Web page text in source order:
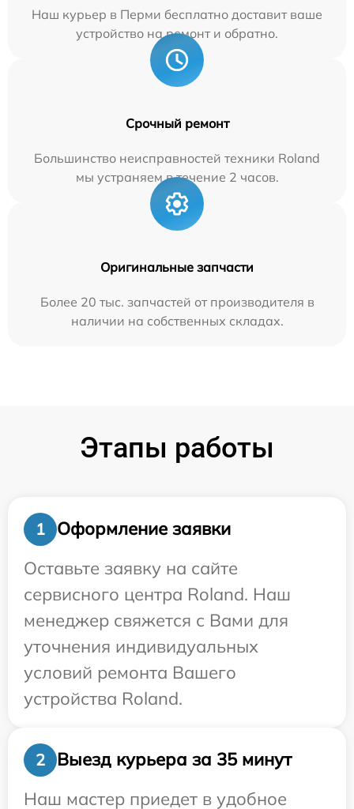
Наш курьер в Перми бесплатно доставит ваше
устройство на ремонт и обратно.
Срочный ремонт
Большинство неисправностей техники Roland
мы устраняем в течение 2 часов.
Оригинальные запчасти
Более 20 тыс. запчастей от производителя в
наличии на собственных складах.
Этапы работы
1
Оформление заявки
Оставьте заявку на сайте
сервисного центра Roland. Наш
менеджер свяжется с Вами для
уточнения индивидуальных
условий ремонта Вашего
устройства Roland.
2
Выезд курьера за 35 минут
Наш мастер приедет в удобное